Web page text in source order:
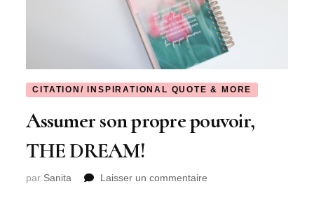
CITATION/ INSPIRATIONAL QUOTE & MORE
Assumer son propre pouvoir,
THE DREAM!
par Sanita Laisser un commentaire